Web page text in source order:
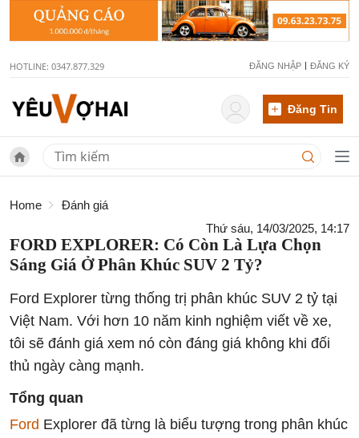
HOTLINE: 0347.877.329 ĐĂNG NHẬP ĐĂNG KÝ
Đăng Tin
Home
Đánh giá
Thứ sáu, 14/03/2025, 14:17
FORD EXPLORER: Có Còn Là Lựa Chọn
Sáng Giá Ở Phân Khúc SUV 2 Tỷ?
Ford Explorer từng thống trị phân khúc SUV 2 tỷ tại
Việt Nam. Với hơn 10 năm kinh nghiệm viết về xe,
tôi sẽ đánh giá xem nó còn đáng giá không khi đối
thủ ngày càng mạnh.
Tổng quan
Ford Explorer đã từng là biểu tượng trong phân khúc